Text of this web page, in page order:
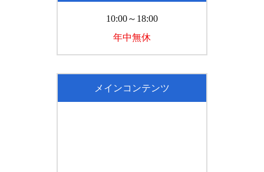
10:00～18:00
年中無休
メインコンテンツ